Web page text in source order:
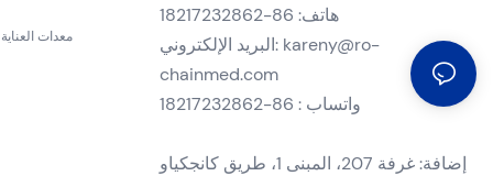
معدات
هاتف: 86-18217232862
البريد الإلكتروني: kareny@ro-
chainmed.com
واتساب : 86-18217232862
إضافة: غرفة 207، المبنى 1، طريق كانجكياو